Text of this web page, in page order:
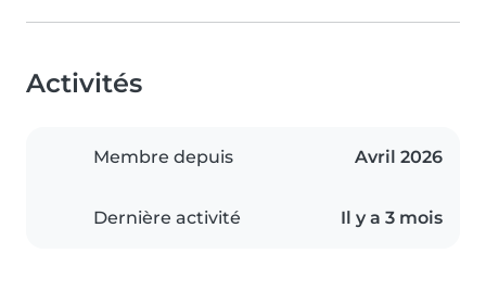
Activités
Membre depuis Avril 2026
Dernière activité Il y a 3 mois